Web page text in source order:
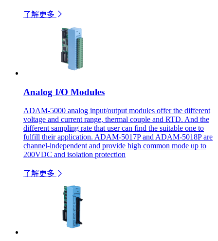
了解更多
Analog I/O Modules
ADAM-5000 analog input/output modules offer the different
voltage and current range, thermal couple and RTD. And the
different sampling rate that user can find the suitable one to
fulfill their application. ADAM-5017P and ADAM-5018P are
channel-independent and provide high common mode up to
200VDC and isolation protection
了解更多